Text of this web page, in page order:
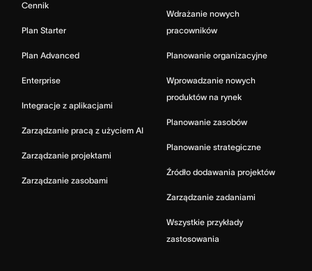
Cennik
Plan Starter
Plan Advanced
Enterprise
Integracje z aplikacjami
Zarządzanie pracą z użyciem AI
Zarządzanie projektami
Zarządzanie zasobami
Wdrażanie nowych
pracowników
Planowanie organizacyjne
Wprowadzanie nowych
produktów na rynek
Planowanie zasobów
Planowanie strategiczne
Źródło dodawania projektów
Zarządzanie zadaniami
Wszystkie przykłady
zastosowania